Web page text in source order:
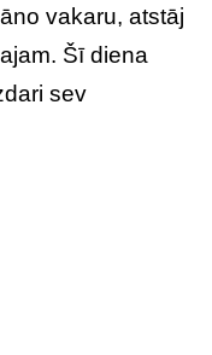
vakaru, atstāj
Šī diena
sev